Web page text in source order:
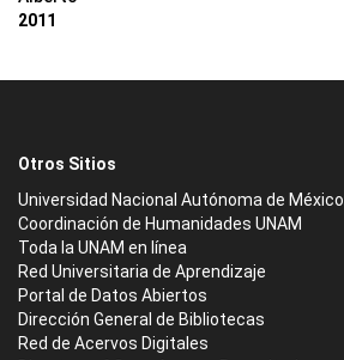
2011
Otros Sitios
Universidad Nacional Autónoma de México
Coordinación de Humanidades UNAM
Toda la UNAM en línea
Red Universitaria de Aprendizaje
Portal de Datos Abiertos
Dirección General de Bibliotecas
Red de Acervos Digitales